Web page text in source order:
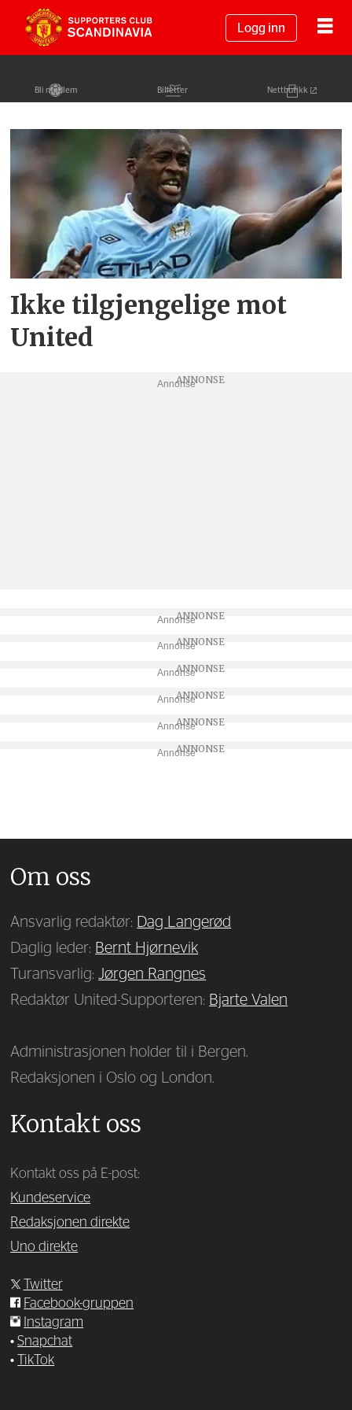
Logg inn
Bli medlem Billetter Nettbutikk
Tag:
salomon
kalou
Ikke tilgjengelige mot
United
Annonse
Annonse
Annonse
Annonse
Annonse
Annonse
Annonse
Om oss
Ansvarlig redaktør: Dag Langerød
Daglig leder: Bernt Hjørnevik
Turansvarlig:Jørgen Rangnes
Redaktør United-Supporteren: Bjarte Valen
Administrasjonen holder til i Bergen.
Redaksjonen i Oslo og London.
Kontakt oss
Kontakt oss på E-post:
Kundeservice
Redaksjonen direkte
Uno direkte
Twitter
Facebook-gruppen
Instagram
•Snapchat
•
TikTok